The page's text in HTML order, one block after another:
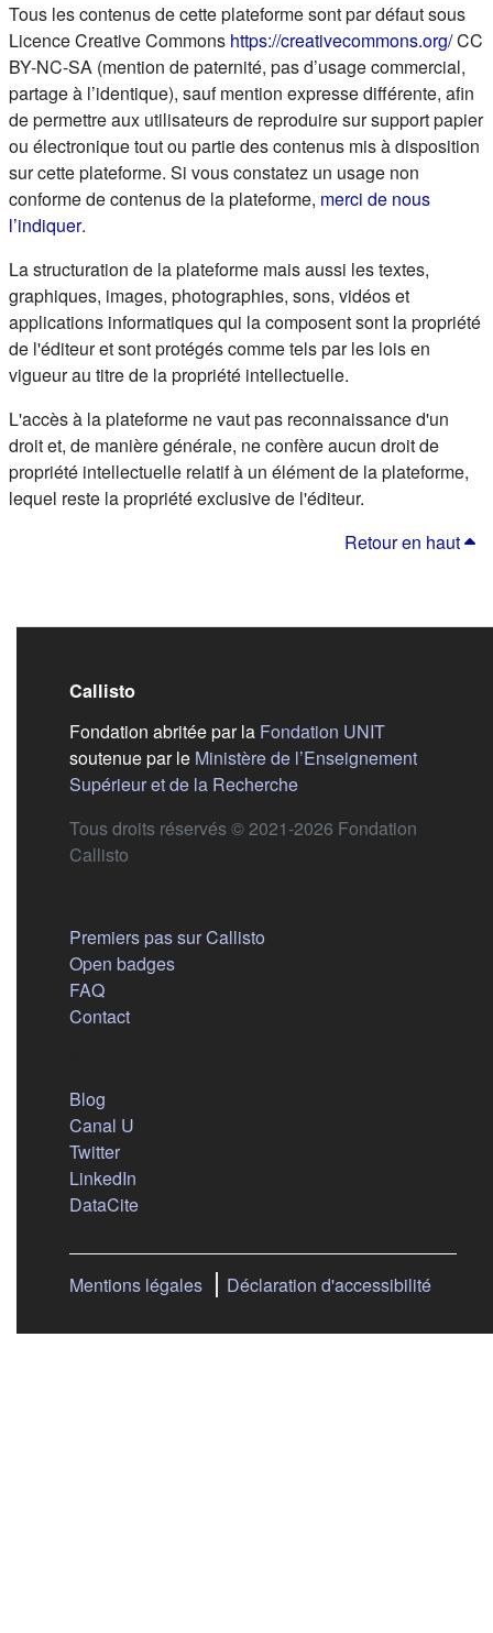
Tous les contenus de cette plateforme sont par défaut sous
Licence Creative Commons https://creativecommons.org/CC
BY-NC-SA (mention de paternité, pas d’usage commercial,
partage à l’identique), sauf mention expresse différente, afin
de permettre aux utilisateurs de reproduire sur support papier
ou électronique tout ou partie des contenus mis à disposition
sur cette plateforme. Si vous constatez un usage non
conforme de contenus de la plateforme, merci de nous
l’indiquer(s'ouvre dans un nouvel onglet)
.
La structuration de la plateforme mais aussi les textes,
graphiques, images, photographies, sons, vidéos et
applications informatiques qui la composent sont la propriété
de l'éditeur et sont protégés comme tels par les lois en
vigueur au titre de la propriété intellectuelle.
L'accès à la plateforme ne vaut pas reconnaissance d'un
droit et, de manière générale, ne confère aucun droit de
propriété intellectuelle relatif à un élément de la plateforme,
lequel reste la propriété exclusive de l'éditeur.
Retour en haut
Callisto
Fondation abritée par la Fondation UNIT(s'ouvre
soutenue par le Ministère de l’Enseignement
Supérieur et de la Recherche(s'ouvre dans un nouvel
Tous droits réservés © 2021-2026 Fondation
Callisto
Premiers pas sur Callisto
Open badges
FAQ
Contact
Blog
Canal U
Twitter(s'ouvre dans un nouvel onglet)
LinkedIn
DataCite(s'ouvre dans un nouvel onglet)
Mentions légales Déclaration d'accessibilité